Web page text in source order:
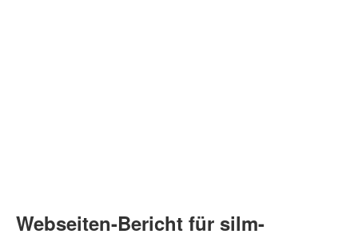
Webseiten-Bericht für silm-